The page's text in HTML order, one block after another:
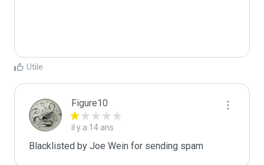
Utile
Figure10
il y a 14 ans
Blacklisted by Joe Wein for sending spam